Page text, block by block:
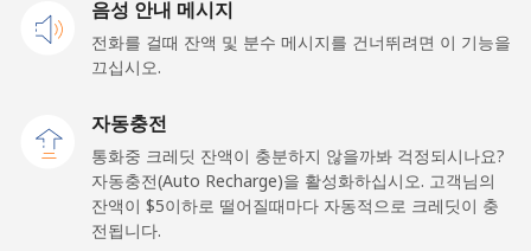
유선 전화 ⁦6.9¢⁩
Kyrgyzstan
유선 전화 ⁦31.9¢⁩ 15 분/ ⁦$5⁩ -
음성 안내 메시지
전화를 걸때 잔액 및 분수 메시지를 건너뛰려면 이 기능을
끄십시오.
자동충전
통화중 크레딧 잔액이 충분하지 않을까봐 걱정되시나요?
자동충전(Auto Recharge)을 활성화하십시오. 고객님의
잔액이 ⁦$5⁩이하로 떨어질때마다 자동적으로 크레딧이 충
전됩니다.